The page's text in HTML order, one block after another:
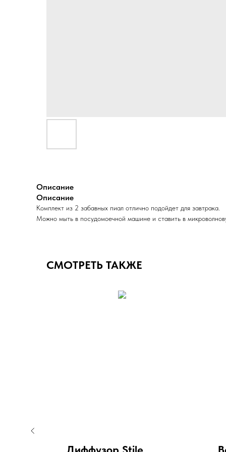
Описание
Описание
Комплект из 2 забавных пиал отлично подойдет для завтрака.
Можно мыть в посудомоечной машине и ставить в
СМОТРЕТЬ ТАКЖЕ